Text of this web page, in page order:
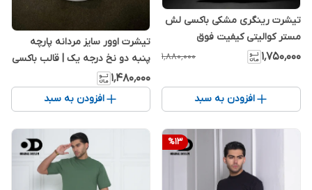
تیشرت رینگری مشکی باکسی لش
مستر کوالیتی کیفیت فوق
استثنایی | اورجینال دیلم
۱٬۷۵۰٬۰۰۰ ۱٬۸۸۰٬۰۰۰
افزودن به سبد
تیشرت اوور سایز مردانه پارچه
پنبه دو نخ درجه یک | قالب باکسی
۱٬۴۸۰٬۰۰۰
افزودن به سبد
%13